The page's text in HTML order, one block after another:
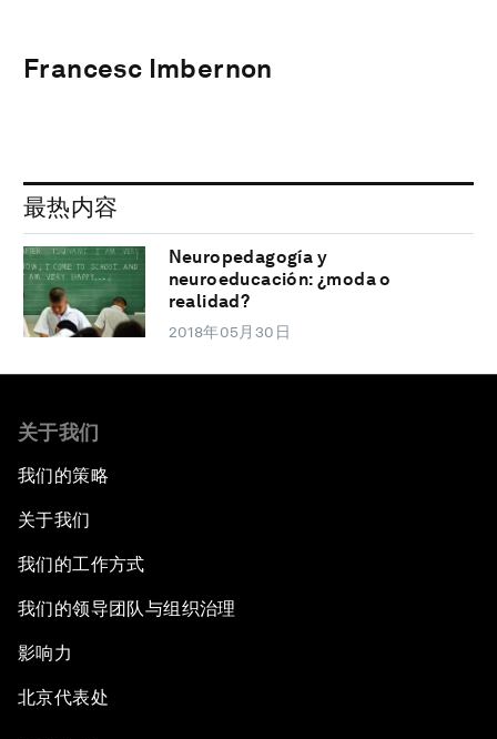
Francesc Imbernon
最热内容
Neuropedagogía y
neuroeducación: ¿moda o
realidad?
2018年05月30日
关于我们
我们的策略
关于我们
我们的工作方式
我们的领导团队与组织治理
影响力
北京代表处